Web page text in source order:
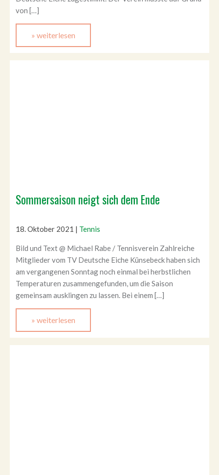
von […]
» weiterlesen
Sommersaison neigt sich dem Ende
18. Oktober 2021 | Tennis
Bild und Text @ Michael Rabe / Tennisverein Zahlreiche
Mitglieder vom TV Deutsche Eiche Künsebeck haben sich
am vergangenen Sonntag noch einmal bei herbstlichen
Temperaturen zusammengefunden, um die Saison
gemeinsam ausklingen zu lassen. Bei einem […]
» weiterlesen